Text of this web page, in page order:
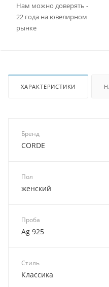
Нам можно доверять -
22 года на ювелирном
рынке
ХАРАКТЕРИСТИКИ
Бренд
CORDE
Пол
женский
Проба
Ag 925
Стиль
Классика